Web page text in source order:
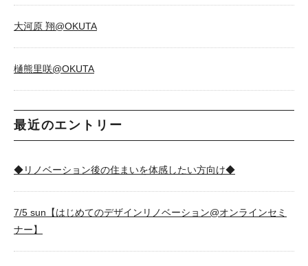
大河原 翔@OKUTA
樋熊里咲@OKUTA
最近のエントリー
◆リノベーション後の住まいを体感したい方向け◆
7/5 sun【はじめてのデザインリノベーション@オンラインセミ
ナー】